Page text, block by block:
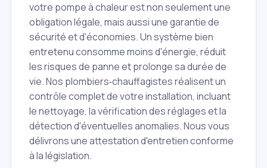
votre pompe à chaleur est non seulement une
obligation légale, mais aussi une garantie de
sécurité et d'économies. Un système bien
entretenu consomme moins d'énergie, réduit
les risques de panne et prolonge sa durée de
vie. Nos plombiers‑chauffagistes réalisent un
contrôle complet de votre installation, incluant
le nettoyage, la vérification des réglages et la
détection d'éventuelles anomalies. Nous vous
délivrons une attestation d'entretien conforme
à la législation.